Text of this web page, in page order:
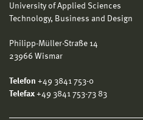
University of Applied Sciences
Technology, Business and Design
Philipp-Müller-Straße 14
23966 Wismar
Telefon +49 3841 753-0
Telefax +49 3841 753-73 83